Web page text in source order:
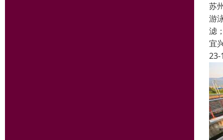
苏
游
滤
宜
23-